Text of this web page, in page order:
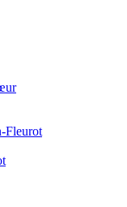
Fleurot